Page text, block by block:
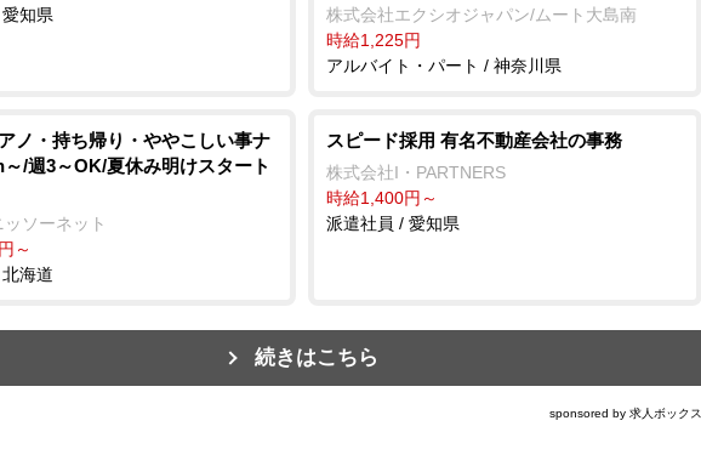
知県
株式会社エクシオジャパン/ムート大島南
時給1,225円
アルバイト・パート / 神奈川県
ノ・持ち帰り・ややこしい事ナ
～/週3～OK/夏休み明けスタート
ソーネット
～
海道
スピード採用 有名不動産会社の事務
株式会社I・PARTNERS
時給1,400円～
派遣社員 / 愛知県
続きはこちら
sponsored by 求人ボックス